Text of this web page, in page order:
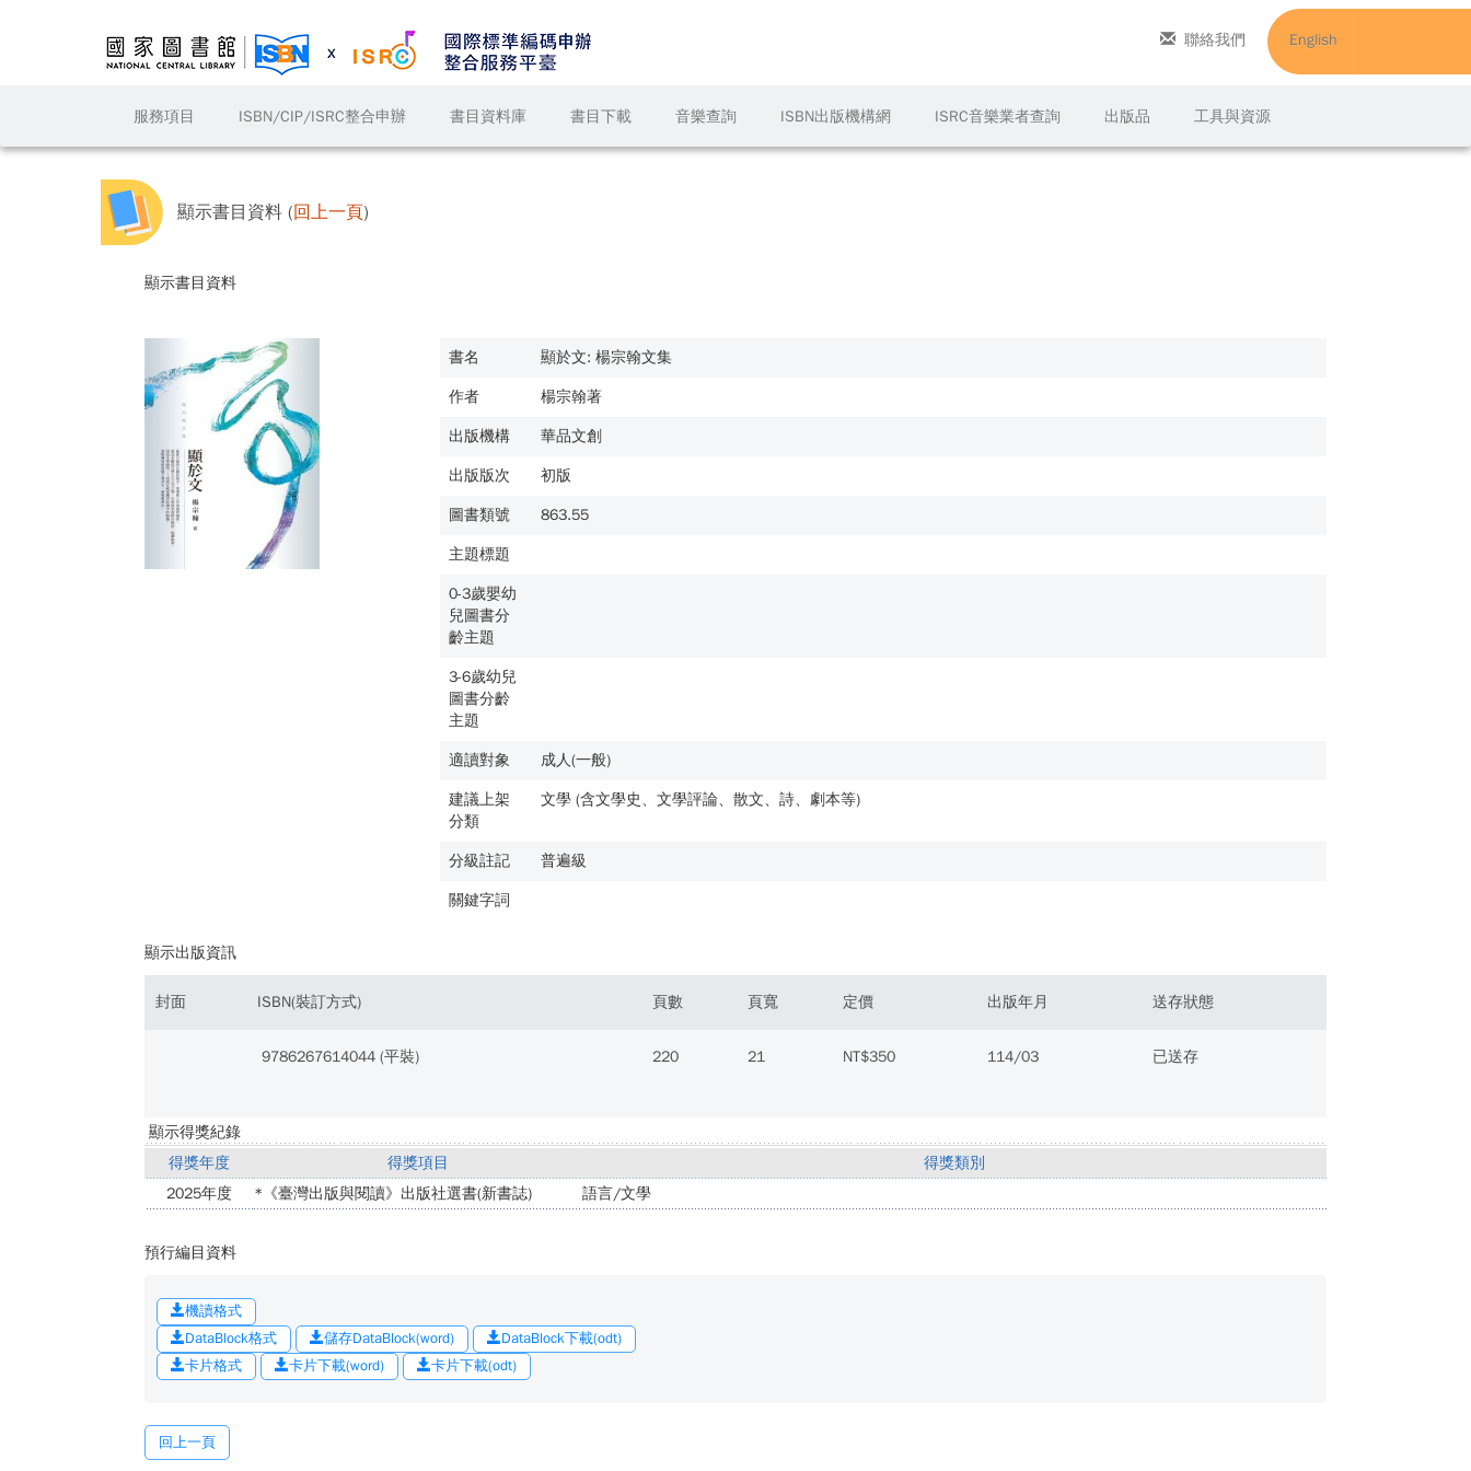
服務項目 ISBN/CIP/ISRC整合申辦 書目資料庫 書目下載 音樂查詢 ISBN出版機構網 ISRC音樂業者查詢 出版品 工具與資源
聯絡我們 English
顯示書目資料 (回上一頁)
顯示書目資料
書名 顯於文: 楊宗翰文集
作者 楊宗翰著
出版機構 華品文創
出版版次 初版
圖書類號 863.55
主題標題
0-3歲嬰幼
兒圖書分
齡主題
3-6歲幼兒
圖書分齡
主題
適讀對象 成人(一般)
建議上架
分類
文學 (含文學史、文學評論、散文、詩、劇本等)
分級註記 普遍級
關鍵字詞
顯示出版資訊
封面 ISBN(裝訂方式) 頁數 頁寬 定價 出版年月 送存狀態
9786267614044 (平裝) 220 21 NT$350 114/03 已送存
顯示得獎紀錄
得獎年度
得獎項目
得獎類別
2025年度
*《臺灣出版與閱讀》出版社選書(新書誌) 語言/文學
預行編目資料
機讀格式
DataBlock格式
儲存DataBlock(word)
DataBlock下載(odt)
卡片格式
卡片下載(word) 卡片下載(odt)
回上一頁